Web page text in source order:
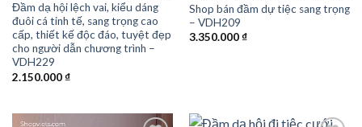
Đầm dạ hội lệch vai, kiểu dáng
đuôi cá tinh tế, sang trọng cao
cấp, thiết kế độc đáo, tuyệt đẹp
cho người dẫn chương trình –
VDH229
2.150.000₫
Shop bán đầm dự tiệc sang trọng
– VDH209
3.350.000₫